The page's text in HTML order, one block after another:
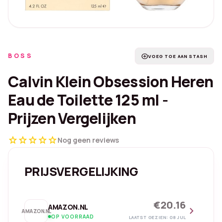
BOSS add_circleVOEG TOE AAN STASH
Calvin Klein Obsession Heren
Eau de Toilette 125 ml -
Prijzen Vergelijken
starstarstarstarstarNog geen reviews
PRIJSVERGELIJKING
AMAZON.NLAMAZON.NL
OP VOORRAAD
€20.16
LAATST GEZIEN: 08 JUL chevron_right